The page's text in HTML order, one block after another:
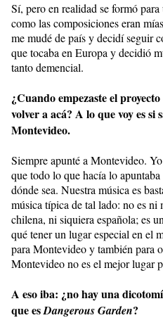
Sí, pero en realidad se formó
como las composiciones eran
me mudé de país y decidí seguir
que tocaba en Europa y decidió
tanto demencial.
¿Cuando empezaste el
volver a acá? A lo que voy es si
Montevideo.
Siempre apunté a Montevideo.
que todo lo que hacía lo
dónde sea. Nuestra música es
música típica de tal lado: no es
chilena, ni siquiera española; es
qué tener un lugar especial en el
para Montevideo y también para
Montevideo no es el mejor lugar
A eso iba: ¿no hay una
que esDangerous Garden?